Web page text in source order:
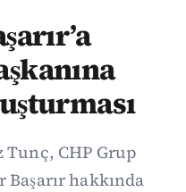
Tunç, CHP Grup
hakkında